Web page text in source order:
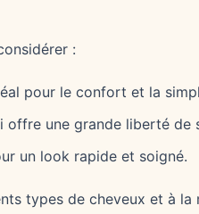
:
pour le confort et la
offre une grande liberté de
un look rapide et soigné.
types de cheveux et à